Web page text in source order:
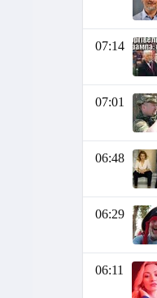
07:14
07:01
06:48
06:29
06:11